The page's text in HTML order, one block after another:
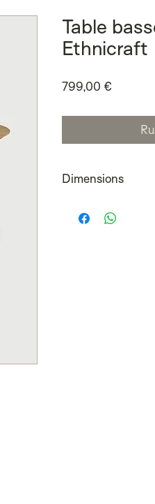
Table
Ethnicraft
799,00 €
Dimensions